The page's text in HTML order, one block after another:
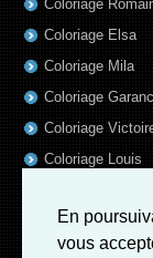
En
vous
Coloriage
Coloriage Elsa
Coloriage Mila
Coloriage
Coloriage
Coloriage Louis
Coloriage
Coloriage Ava